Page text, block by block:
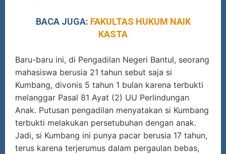
BACA JUGA: FAKULTAS HUKUM NAIK
KASTA
Baru-baru ini, di Pengadilan Negeri Bantul, seorang
mahasiswa berusia 21 tahun sebut saja si
Kumbang, divonis 5 tahun 1 bulan karena terbukti
melanggar Pasal 81 Ayat (2) UU Perlindungan
Anak. Putusan pengadilan menyatakan si Kumbang
terbukti melakukan persetubuhan dengan anak.
Jadi, si Kumbang ini punya pacar berusia 17 tahun,
terus karena terjerumus dalam pergaulan bebas,